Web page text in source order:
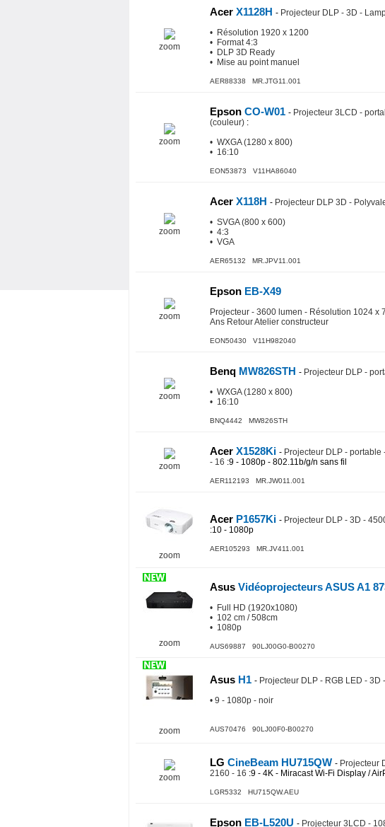
zoom
Acer X1128H - Projecteur DLP - 3D -
• Résolution 1920 x 1200
• Format 4:3
• DLP 3D Ready
• Mise au point manuel
AER88338 MR.JTG11.001
zoom
Epson CO-W01 - Projecteur 3LCD -
(couleur) :
• WXGA (1280 x 800)
• 16:10
EON53873 V11HA86040
zoom
Acer X118H - Projecteur DLP 3D -
• SVGA (800 x 600)
• 4:3
• VGA
AER65132 MR.JPV11.001
zoom
Epson EB-X49
Projecteur - 3600 lumen - Résolution 1024 x
Ans Retour Atelier constructeur
EON50430 V11H982040
zoom
Benq MW826STH - Projecteur DLP -
• WXGA (1280 x 800)
• 16:10
BNQ4442 MW826STH
zoom
Acer X1528Ki - Projecteur DLP -
- 16 :9 - 1080p - 802.11b/g/n sans fil
AER112193 MR.JW011.001
zoom
Acer P1657Ki - Projecteur DLP - 3D -
:10 - 1080p
AER105293 MR.JV411.001
zoom
Asus Vidéoprojecteurs ASUS A1
• Full HD (1920x1080)
• 102 cm / 508cm
• 1080p
AUS69887 90LJ00G0-B00270
zoom
Asus H1 - Projecteur DLP - RGB LED -
• 9 - 1080p - noir
AUS70476 90LJ00F0-B00270
zoom
LG CineBeam HU715QW - Projecteur
2160 - 16 :9 - 4K - Miracast Wi-Fi Display /
LGR5332 HU715QW.AEU
Epson EB-L520U - Projecteur 3LCD -